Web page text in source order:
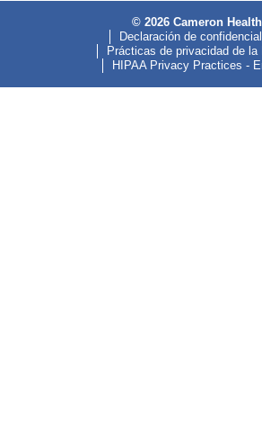
© 2026 Cameron Health
Declaración de
Prácticas de privacidad de la
HIPAA Privacy Practices -